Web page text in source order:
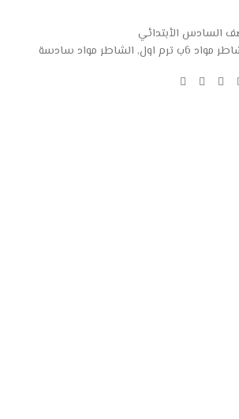
السادس الأبتدائي
مواد 6ب ترم اول , الشاطر مواد سادسة